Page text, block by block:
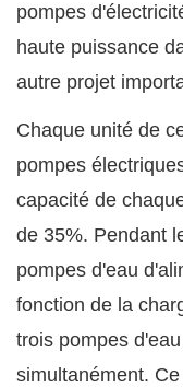
pompes
haute puissance
autre projet
Chaque unité de
pompes
capacité de
de 35%. Pendant
pompes d'eau
fonction de la
trois pompes
simultanément.